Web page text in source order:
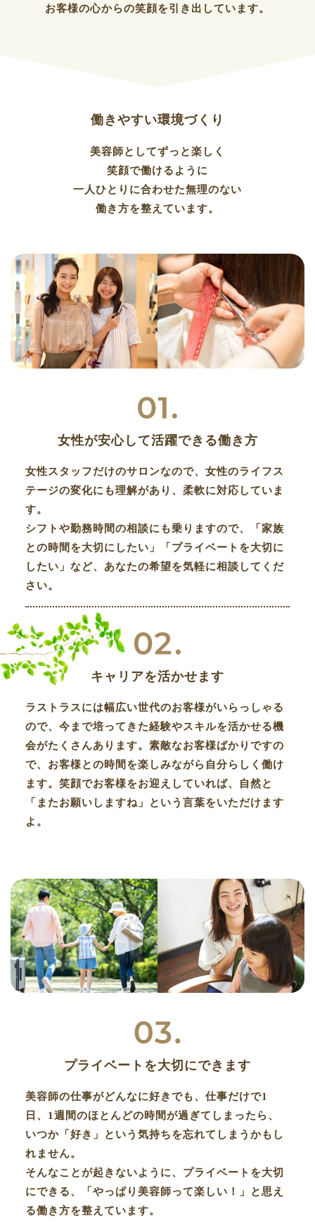
お客様の心からの笑顔を引き出しています。
働きやすい環境づくり
美容師としてずっと楽しく
笑顔で働けるように
一人ひとりに合わせた無理のない
働き方を整えています。
女性が安心して活躍できる働き方
女性スタッフだけのサロンなので、女性のライフス
テージの変化にも理解があり、柔軟に対応していま
す。
シフトや勤務時間の相談にも乗りますので、「家族
との時間を大切にしたい」「プライベートを大切に
したい」など、あなたの希望を気軽に相談してくだ
さい。
キャリアを活かせます
ラストラスには幅広い世代のお客様がいらっしゃる
ので、今まで培ってきた経験やスキルを活かせる機
会がたくさんあります。素敵なお客様ばかりですの
で、お客様との時間を楽しみながら自分らしく働け
ます。笑顔でお客様をお迎えしていれば、自然と
「またお願いしますね」という言葉をいただけます
よ。
プライベートを大切にできます
美容師の仕事がどんなに好きでも、仕事だけで1
日、1週間のほとんどの時間が過ぎてしまったら、
いつか「好き」という気持ちを忘れてしまうかもし
れません。
そんなことが起きないように、プライベートを大切
にできる、「やっぱり美容師って楽しい！」と思え
る働き方を整えています。